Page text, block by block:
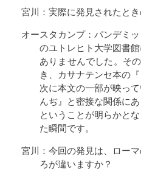
宮川：実際に発見されたと
オースタカンプ：パンデミ
のユトレヒト大学図書
ありませんでした。そ
き、カサナテンセ本の
次に本文の一部が映っ
んぢ』と密接な関係に
ということが明らかと
た瞬間です。
宮川：今回の発見は、ロー
ろが違いますか？